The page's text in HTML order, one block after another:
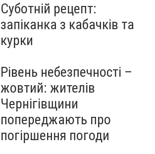
Суботній рецепт:
запіканка з кабачків та
курки
Рівень небезпечності –
жовтий: жителів
Чернігівщини
попереджають про
погіршення погоди